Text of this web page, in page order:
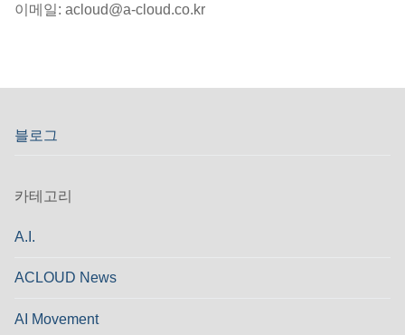
이메일: acloud@a-cloud.co.kr
블로그
카테고리
A.I.
ACLOUD News
AI Movement